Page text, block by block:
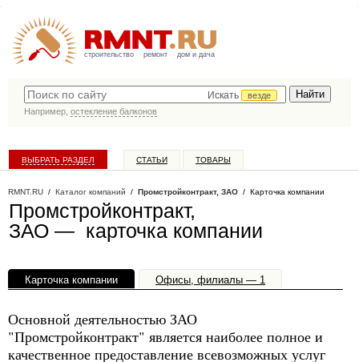
строительство ремонт дом и дача
Искать
везде
Например, остекление балконов
ВЫБРАТЬ РАЗДЕЛ СТАТЬИ ТОВАРЫ
RMNT.RU / Каталог компаний / Промстройконтракт, ЗАО / Карточка компании
Промстройконтракт,
ЗАО — карточка компании
Карточка компании Офисы, филиалы — 1
Основной деятельностью ЗАО
"Промстройконтракт" является наиболее полное и
качественное предоставление всевозможных услуг